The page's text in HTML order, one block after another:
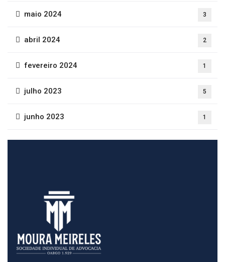
maio 2024 3
abril 2024 2
fevereiro 2024 1
julho 2023 5
junho 2023 1